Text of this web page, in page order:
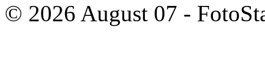
© 2026 August 07 -